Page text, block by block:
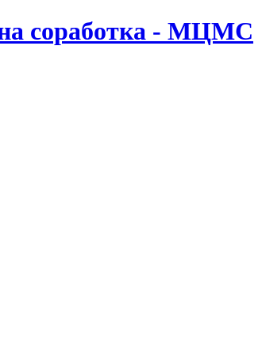
соработка - МЦМС